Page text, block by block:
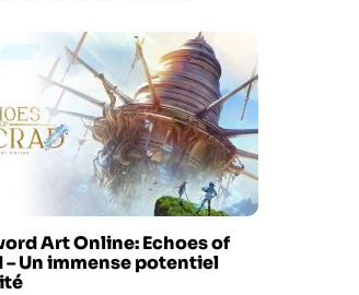
Art Online: Echoes of
Un immense potentiel